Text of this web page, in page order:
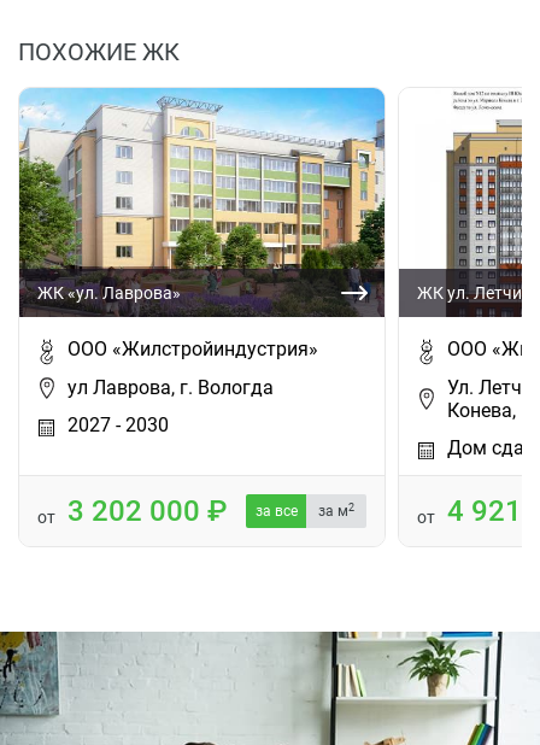
ПОХОЖИЕ ЖК
ЖК «ул. Лаврова»
ООО «Жилстройиндустрия»
ул Лаврова, г. Вологда
2027 - 2030
от 3 202 000 за все за м2
ЖК ул.
ООО
Ул.
Конева,
Дом сдан
от 4 921